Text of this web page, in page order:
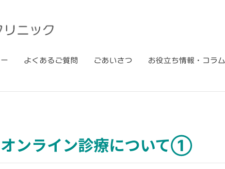
よくあるご質問 ごあいさつ お役立ち情報・コラム
ンライン診療について①